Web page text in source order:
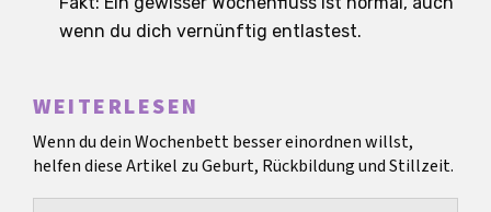
wenn du dich vernünftig entlastest.
WEITERLESEN
Wenn du dein Wochenbett besser einordnen willst,
helfen diese Artikel zu Geburt, Rückbildung und Stillzeit.